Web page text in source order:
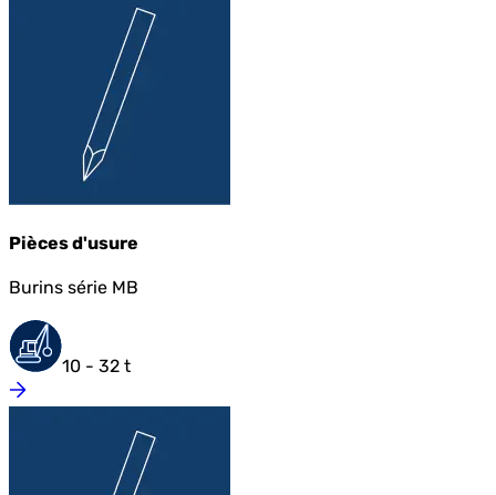
Pièces d'usure
Burins série MB
10 - 32 t